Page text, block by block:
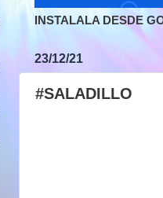
INSTALALA DESDE
23/12/21
#SALADILLO